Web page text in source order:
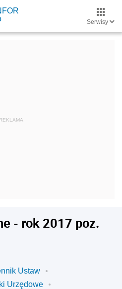
Serwisy
- rok 2017 poz.
Ustaw
Urzędowe